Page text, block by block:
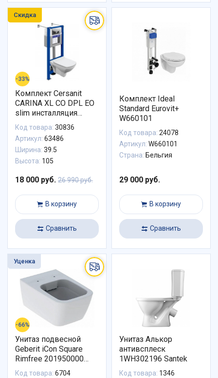
Скидка
-33%
Комплект Cersanit
CARINA XL CO DPL EO
slim инсталляция
AQUA SMART M40
кнопка MOVI пластик
хром глянцевый
Код товара: 30836
Артикул: 63486
Ширина: 39.5
Высота: 105
18 000 руб. 26 990 руб.
В корзину
Сравнить
Комплект Ideal
Standard Eurovit+
W660101
Код товара: 24078
Артикул: W660101
Страна: Бельгия
29 000 руб.
В корзину
Сравнить
Уценка
-66%
Унитаз подвесной
Geberit iCon Square
Rimfree 201950000
(УЦЕНКА)
Код товара: 6704
Унитаз Алькор
антивсплеск
1WH302196 Santek
Код товара: 1346